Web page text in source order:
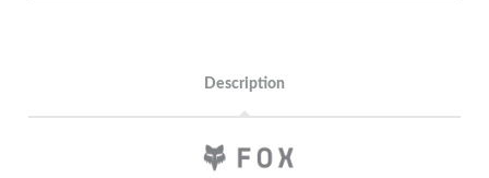
Description